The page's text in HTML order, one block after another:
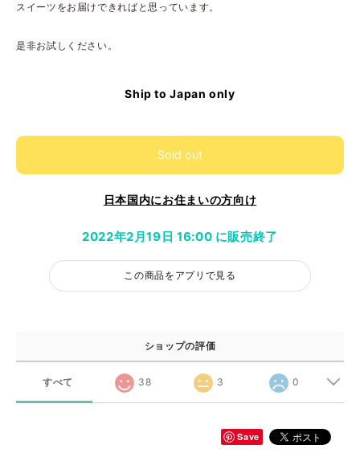
スイーツをお届けできればと思っています。
是非お試しください。
Ship to Japan only
Sold out
日本国内にお住まいの方向け
2022年2月19日 16:00 に販売終了
この商品をアプリで見る
ショップの評価
すべて 38 3 0
Save